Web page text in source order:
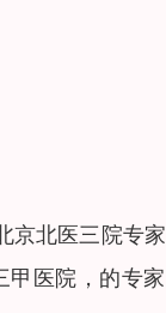
京北医三院专
甲医院，的专